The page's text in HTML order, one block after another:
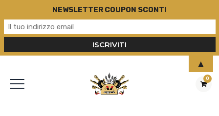
0
NEWSLETTER COUPON SCONTI
▲